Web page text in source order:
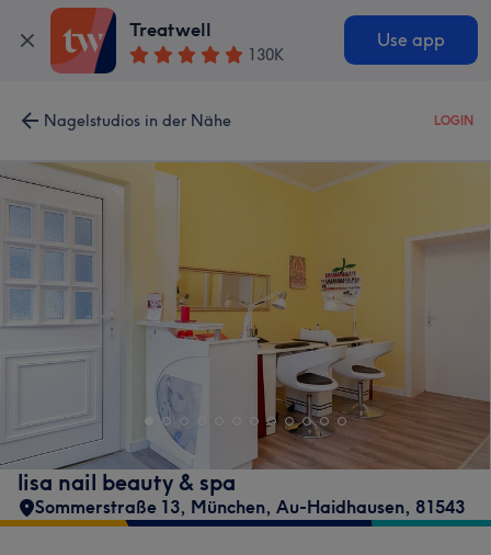
Treatwell
130K
Use app
Nagelstudios in der Nähe LOGIN
lisa nail beauty & spa
Sommerstraße 13, München, Au-Haidhausen, 81543